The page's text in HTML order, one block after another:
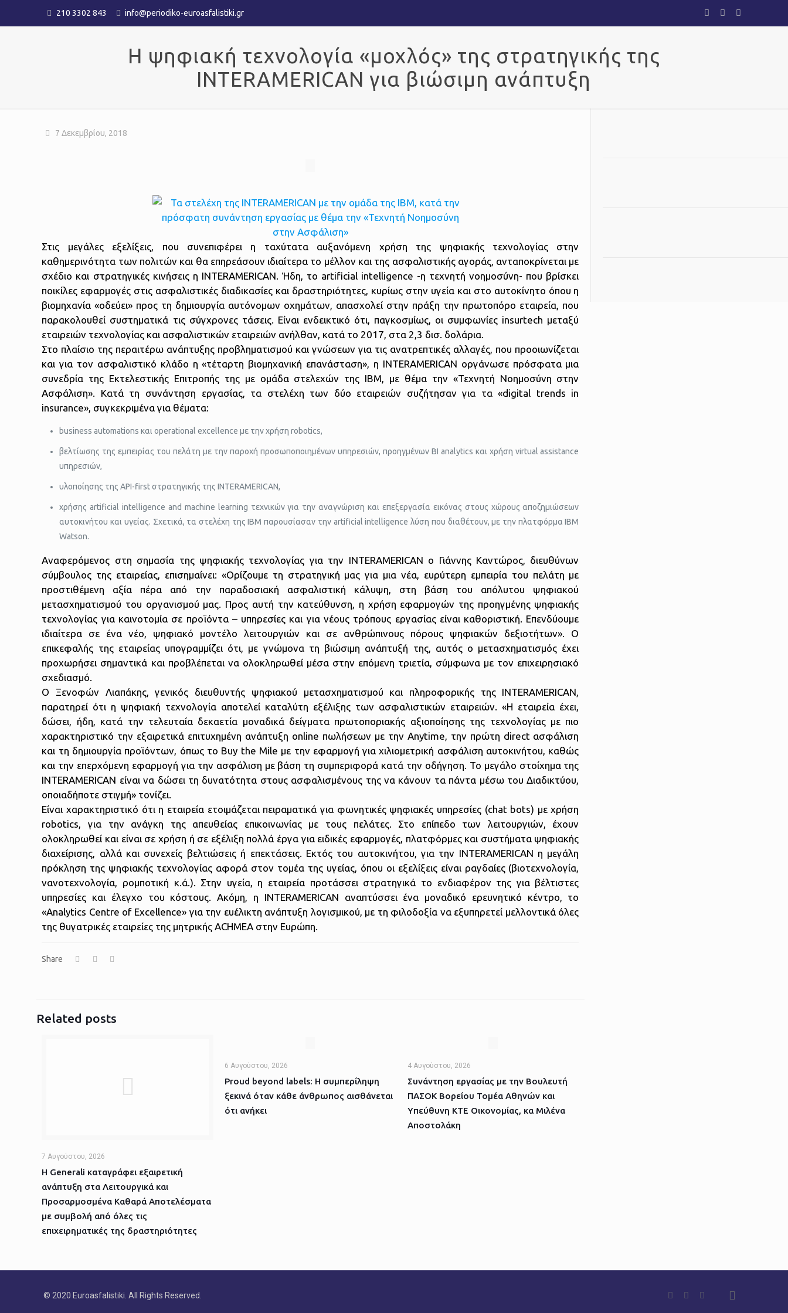
210 3302 843 info@periodiko-euroasfalistiki.gr
Η ψηφιακή τεχνολογία «μοχλός» της στρατηγικής της
INTERAMERICAN για βιώσιμη ανάπτυξη
7 Δεκεμβρίου, 2018
Στις μεγάλες εξελίξεις, που συνεπιφέρει η ταχύτατα αυξανόμενη χρήση της ψηφιακής τεχνολογίας στην
καθημερινότητα των πολιτών και θα επηρεάσουν ιδιαίτερα το μέλλον και της ασφαλιστικής αγοράς, ανταποκρίνεται με
σχέδιο και στρατηγικές κινήσεις η INTERAMERICAN. Ήδη, το artificial intelligence -η τεχνητή νοημοσύνη- που βρίσκει
ποικίλες εφαρμογές στις ασφαλιστικές διαδικασίες και δραστηριότητες, κυρίως στην υγεία και στο αυτοκίνητο όπου η
βιομηχανία «οδεύει» προς τη δημιουργία αυτόνομων οχημάτων, απασχολεί στην πράξη την πρωτοπόρο εταιρεία, που
παρακολουθεί συστηματικά τις σύγχρονες τάσεις. Είναι ενδεικτικό ότι, παγκοσμίως, οι συμφωνίες insurtech μεταξύ
εταιρειών τεχνολογίας και ασφαλιστικών εταιρειών ανήλθαν, κατά το 2017, στα 2,3 δισ. δολάρια.
Στο πλαίσιο της περαιτέρω ανάπτυξης προβληματισμού και γνώσεων για τις ανατρεπτικές αλλαγές, που προοιωνίζεται
και για τον ασφαλιστικό κλάδο η «τέταρτη βιομηχανική επανάσταση», η INTERAMERICAN οργάνωσε πρόσφατα μια
συνεδρία της Εκτελεστικής Επιτροπής της με ομάδα στελεχών της ΙΒΜ, με θέμα την «Τεχνητή Νοημοσύνη στην
Ασφάλιση». Κατά τη συνάντηση εργασίας, τα στελέχη των δύο εταιρειών συζήτησαν για τα «digital trends in
insurance», συγκεκριμένα για θέματα:
business automations και operational excellence με την χρήση robotics,
βελτίωσης της εμπειρίας του πελάτη με την παροχή προσωποποιημένων υπηρεσιών, προηγμένων BI analytics και χρήση virtual assistance
υπηρεσιών,
υλοποίησης της API-first στρατηγικής της INTERAMERICAN,
χρήσης artificial intelligence and machine learning τεχνικών για την αναγνώριση και επεξεργασία εικόνας στους χώρους αποζημιώσεων
αυτοκινήτου και υγείας. Σχετικά, τα στελέχη της IBM παρουσίασαν την artificial intelligence λύση που διαθέτουν, με την πλατφόρμα IBM
Watson.
Αναφερόμενος στη σημασία της ψηφιακής τεχνολογίας για την INTERAMERICAN ο Γιάννης Καντώρος, διευθύνων
σύμβουλος της εταιρείας, επισημαίνει: «Ορίζουμε τη στρατηγική μας για μια νέα, ευρύτερη εμπειρία του πελάτη με
προστιθέμενη αξία πέρα από την παραδοσιακή ασφαλιστική κάλυψη, στη βάση του απόλυτου ψηφιακού
μετασχηματισμού του οργανισμού μας. Προς αυτή την κατεύθυνση, η χρήση εφαρμογών της προηγμένης ψηφιακής
τεχνολογίας για καινοτομία σε προϊόντα – υπηρεσίες και για νέους τρόπους εργασίας είναι καθοριστική. Επενδύουμε
ιδιαίτερα σε ένα νέο, ψηφιακό μοντέλο λειτουργιών και σε ανθρώπινους πόρους ψηφιακών δεξιοτήτων». Ο
επικεφαλής της εταιρείας υπογραμμίζει ότι, με γνώμονα τη βιώσιμη ανάπτυξή της, αυτός ο μετασχηματισμός έχει
προχωρήσει σημαντικά και προβλέπεται να ολοκληρωθεί μέσα στην επόμενη τριετία, σύμφωνα με τον επιχειρησιακό
σχεδιασμό.
Ο Ξενοφών Λιαπάκης, γενικός διευθυντής ψηφιακού μετασχηματισμού και πληροφορικής της INTERAMERICAN,
παρατηρεί ότι η ψηφιακή τεχνολογία αποτελεί καταλύτη εξέλιξης των ασφαλιστικών εταιρειών. «Η εταιρεία έχει,
δώσει, ήδη, κατά την τελευταία δεκαετία μοναδικά δείγματα πρωτοποριακής αξιοποίησης της τεχνολογίας με πιο
χαρακτηριστικό την εξαιρετικά επιτυχημένη ανάπτυξη online πωλήσεων με την Anytime, την πρώτη direct ασφάλιση
και τη δημιουργία προϊόντων, όπως το Buy the Mile με την εφαρμογή για χιλιομετρική ασφάλιση αυτοκινήτου, καθώς
και την επερχόμενη εφαρμογή για την ασφάλιση με βάση τη συμπεριφορά κατά την οδήγηση. Το μεγάλο στοίχημα της
INTERAMERICAN είναι να δώσει τη δυνατότητα στους ασφαλισμένους της να κάνουν τα πάντα μέσω του Διαδικτύου,
οποιαδήποτε στιγμή» τονίζει.
Είναι χαρακτηριστικό ότι η εταιρεία ετοιμάζεται πειραματικά για φωνητικές ψηφιακές υπηρεσίες (chat bots) με χρήση
robotics, για την ανάγκη της απευθείας επικοινωνίας με τους πελάτες. Στο επίπεδο των λειτουργιών, έχουν
ολοκληρωθεί και είναι σε χρήση ή σε εξέλιξη πολλά έργα για ειδικές εφαρμογές, πλατφόρμες και συστήματα ψηφιακής
διαχείρισης, αλλά και συνεχείς βελτιώσεις ή επεκτάσεις. Εκτός του αυτοκινήτου, για την INTERAMERICAN η μεγάλη
πρόκληση της ψηφιακής τεχνολογίας αφορά στον τομέα της υγείας, όπου οι εξελίξεις είναι ραγδαίες (βιοτεχνολογία,
νανοτεχνολογία, ρομποτική κ.ά.). Στην υγεία, η εταιρεία προτάσσει στρατηγικά το ενδιαφέρον της για βέλτιστες
υπηρεσίες και έλεγχο του κόστους. Ακόμη, η INTERAMERICAN αναπτύσσει ένα μοναδικό ερευνητικό κέντρο, το
«Analytics Centre of Excellence» για την ευέλικτη ανάπτυξη λογισμικού, με τη φιλοδοξία να εξυπηρετεί μελλοντικά όλες
της θυγατρικές εταιρείες της μητρικής ACHMEA στην Ευρώπη.
Share
Related posts
7 Αυγούστου, 2026
Η Generali καταγράφει εξαιρετική
ανάπτυξη στα Λειτουργικά και
Προσαρμοσμένα Καθαρά Αποτελέσματα
με συμβολή από όλες τις
επιχειρηματικές της δραστηριότητες
6 Αυγούστου, 2026
Proud beyond labels: Η συμπερίληψη
ξεκινά όταν κάθε άνθρωπος αισθάνεται
ότι ανήκει
4 Αυγούστου, 2026
Συνάντηση εργασίας με την Βουλευτή
ΠΑΣΟΚ Βορείου Τομέα Αθηνών και
Υπεύθυνη ΚΤΕ Οικονομίας, κα Μιλένα
Αποστολάκη
© 2020 Euroasfalistiki. All Rights Reserved.